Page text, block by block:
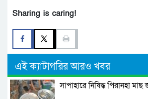
Sharing is caring!
এই ক্যাটাগরির আরও খবর
সাপাহারে নিষিদ্ধ পিরানহা মাছ